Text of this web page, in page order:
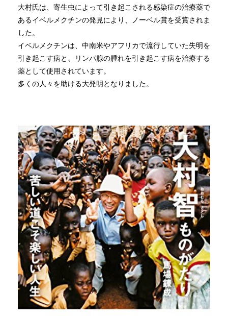
大村氏は、寄生虫によって引き起こされる感染症の治療薬で
あるイベルメクチンの発見により、ノーベル賞を受賞されま
した。
イベルメクチンは、中南米やアフリカで流行していた失明を
引き起こす病と、リンパ腺の腫れを引き起こす病を治療する
薬として使用されています。
多くの人々を助ける大発明となりました。